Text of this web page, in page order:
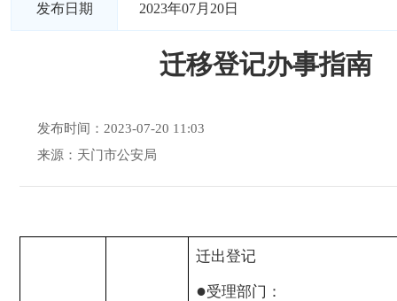
发布日期 2023年07月20日
迁移登记办事指南
发布时间：2023-07-20 11:03
来源：天门市公安局
迁出登记
●受理部门：